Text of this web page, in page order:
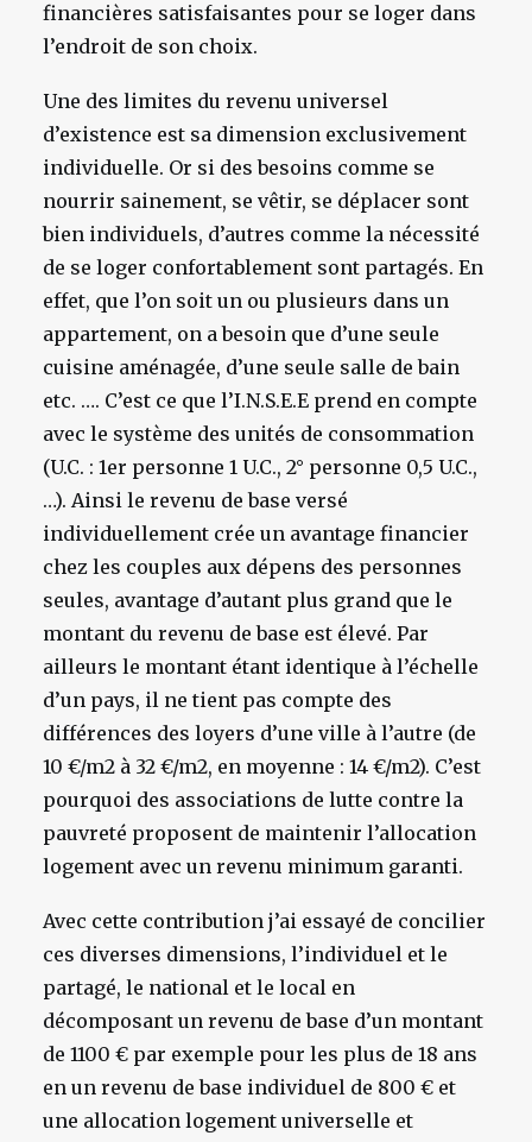
financières satisfaisantes pour se loger dans
l’endroit de son choix.
Une des limites du revenu universel
d’existence est sa dimension exclusivement
individuelle. Or si des besoins comme se
nourrir sainement, se vêtir, se déplacer sont
bien individuels, d’autres comme la nécessité
de se loger confortablement sont partagés. En
effet, que l’on soit un ou plusieurs dans un
appartement, on a besoin que d’une seule
cuisine aménagée, d’une seule salle de bain
etc. …. C’est ce que l’I.N.S.E.E prend en compte
avec le système des unités de consommation
(U.C. : 1er personne 1 U.C., 2° personne 0,5 U.C.,
…). Ainsi le revenu de base versé
individuellement crée un avantage financier
chez les couples aux dépens des personnes
seules, avantage d’autant plus grand que le
montant du revenu de base est élevé. Par
ailleurs le montant étant identique à l’échelle
d’un pays, il ne tient pas compte des
différences des loyers d’une ville à l’autre (de
10 €/m2 à 32 €/m2, en moyenne : 14 €/m2). C’est
pourquoi des associations de lutte contre la
pauvreté proposent de maintenir l’allocation
logement avec un revenu minimum garanti.
Avec cette contribution j’ai essayé de concilier
ces diverses dimensions, l’individuel et le
partagé, le national et le local en
décomposant un revenu de base d’un montant
de 1100 € par exemple pour les plus de 18 ans
en un revenu de base individuel de 800 € et
une allocation logement universelle et